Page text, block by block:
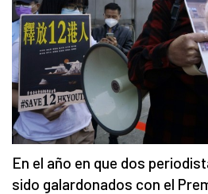
En el año en que dos
sido galardonados con el